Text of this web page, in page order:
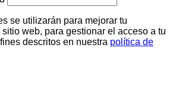
se utilizarán para mejorar tu
web, para gestionar el acceso a tu
descritos en nuestra política de